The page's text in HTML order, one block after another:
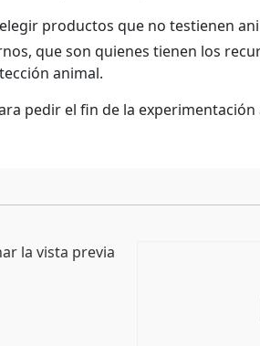
productos que no testienen
que son quienes tienen los
animal.
pedir el fin de la experimentación